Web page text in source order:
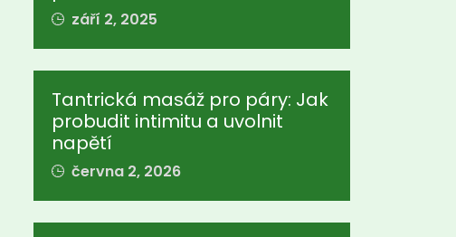
září 2, 2025
Tantrická masáž pro páry: Jak
probudit intimitu a uvolnit
napětí
června 2, 2026